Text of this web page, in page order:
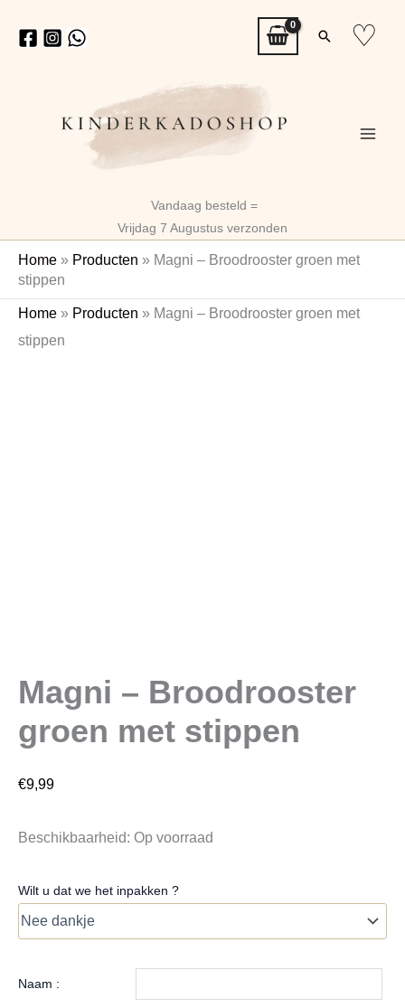
naar
Zoeken
♡
Vandaag besteld =
Vrijdag 7 Augustus verzonden
Home » Producten » Magni – Broodrooster groen met
stippen
Home » Producten » Magni – Broodrooster groen met
stippen
Magni – Broodrooster
groen met stippen
€9,99
Beschikbaarheid: Op voorraad
Wilt u dat we het inpakken ?
Naam :
Magni
Broodrooster